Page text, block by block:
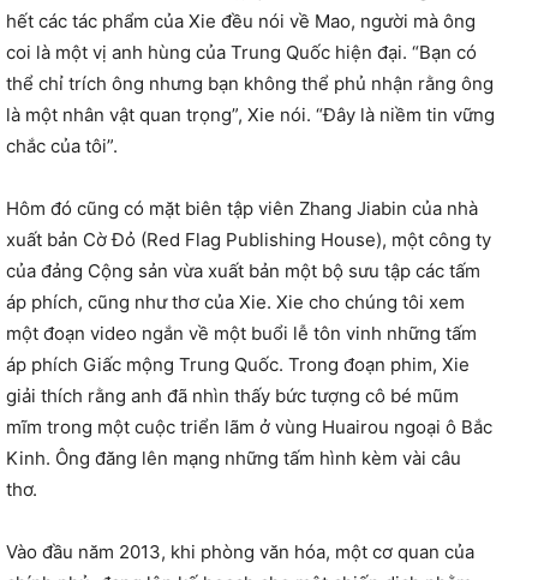
hết các tác phẩm của Xie đều nói về Mao, người mà ông
coi là một vị anh hùng của Trung Quốc hiện đại. “Bạn có
thể chỉ trích ông nhưng bạn không thể phủ nhận rằng ông
là một nhân vật quan trọng”, Xie nói. “Đây là niềm tin vững
chắc của tôi”.
Hôm đó cũng có mặt biên tập viên Zhang Jiabin của nhà
xuất bản Cờ Đỏ (Red Flag Publishing House), một công ty
của đảng Cộng sản vừa xuất bản một bộ sưu tập các tấm
áp phích, cũng như thơ của Xie. Xie cho chúng tôi xem
một đoạn video ngắn về một buổi lễ tôn vinh những tấm
áp phích Giấc mộng Trung Quốc. Trong đoạn phim, Xie
giải thích rằng anh đã nhìn thấy bức tượng cô bé mũm
mĩm trong một cuộc triển lãm ở vùng Huairou ngoại ô Bắc
Kinh. Ông đăng lên mạng những tấm hình kèm vài câu
thơ.
Vào đầu năm 2013, khi phòng văn hóa, một cơ quan của